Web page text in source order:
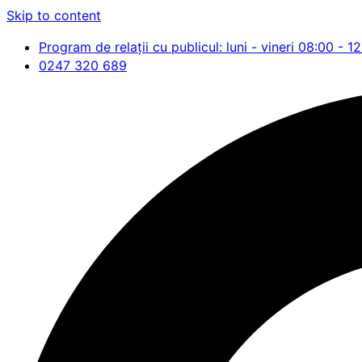
Skip to content
Program de relații cu publicul: luni - vineri 08:00 -
0247 320 689